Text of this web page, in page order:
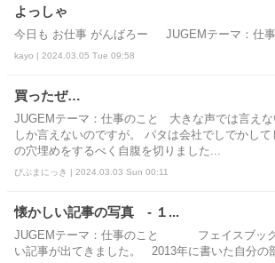
よっしゃ
今日も お仕事 がんばろー JUGEMテーマ：仕事
kayo | 2024.03.05 Tue 09:58
買ったぜ…
JUGEMテーマ：仕事のこと 大きな声では言え
しか言えないのですが。 パタは会社でしでかし
の穴埋めをするべく自腹を切りました...
びぶまにっき | 2024.03.03 Sun 00:11
懐かしい記事の写真 - １...
JUGEMテーマ：仕事のこと フェイスブック
い記事が出てきました。 2013年に書いた自分の